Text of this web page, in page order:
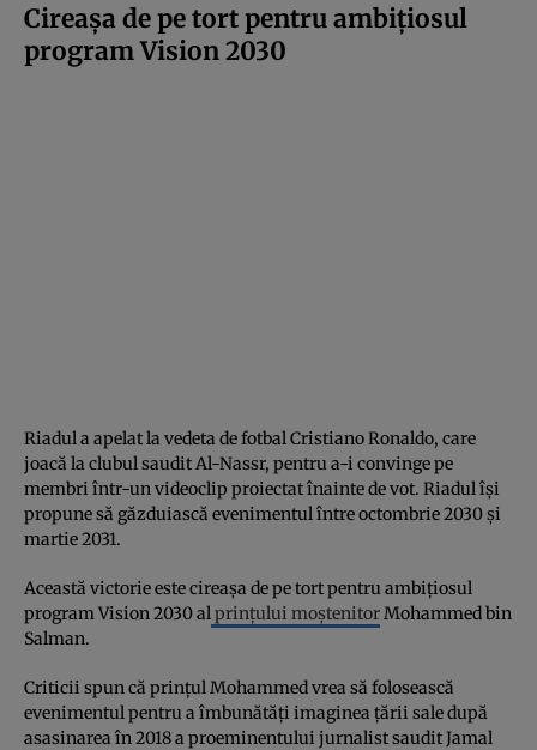
Cireașa de pe tort pentru ambițiosul
program Vision 2030
Riadul a apelat la vedeta de fotbal Cristiano Ronaldo, care
joacă la clubul saudit Al-Nassr, pentru a-i convinge pe
membri într-un videoclip proiectat înainte de vot. Riadul își
propune să găzduiască evenimentul între octombrie 2030 și
martie 2031.
Această victorie este cireașa de pe tort pentru ambițiosul
program Vision 2030 alprințului moștenitorMohammed bin
Salman.
Criticii spun că prințul Mohammed vrea să folosească
evenimentul pentru a îmbunătăți imaginea țării sale după
asasinarea în 2018 a proeminentului jurnalist saudit Jamal